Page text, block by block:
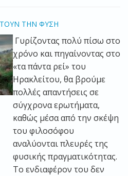
ΤΗΝ ΦΥΣΗ
Γυρίζοντας πολύ πίσω στο
χρόνο και πηγαίνοντας στο
«τα πάντα ρεί» του
Ηρακλείτου, θα βρούμε
πολλές απαντήσεις σε
σύγχρονα ερωτήματα,
καθώς μέσα από την σκέψη
του φιλοσόφου
αναλύονται πλευρές της
φυσικής πραγματικότητας.
Το ενδιαφέρον του δεν